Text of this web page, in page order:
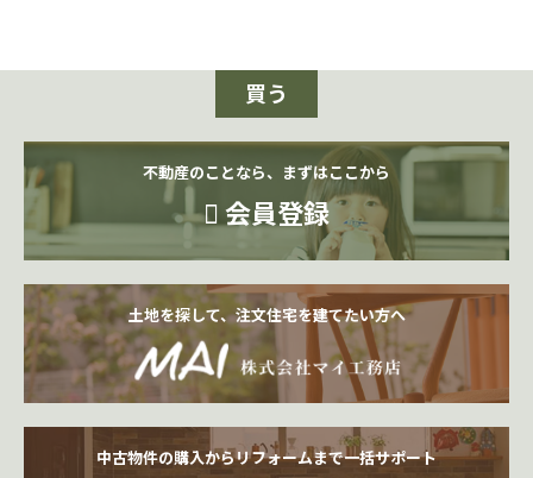
買う
不動産のことなら、まずはここから
会員登録
土地を探して、注文住宅を建てたい方へ
中古物件の購入からリフォームまで一括サポート